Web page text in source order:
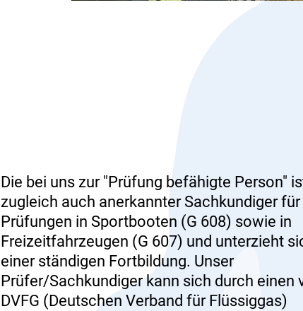
Die bei uns zur "Prüfung befähigte Person"
zugleich auch anerkannter Sachkundiger für
Prüfungen in Sportbooten (G 608) sowie in
Freizeitfahrzeugen (G 607) und unterzieht
einer ständigen Fortbildung. Unser
Prüfer/Sachkundiger kann sich durch einen
DVFG (Deutschen Verband für Flüssiggas)